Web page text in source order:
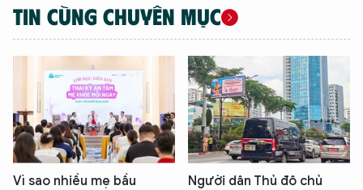
TIN CÙNG CHUYÊN MỤC
Vì sao nhiều mẹ bầu
Người dân Thủ đô chủ